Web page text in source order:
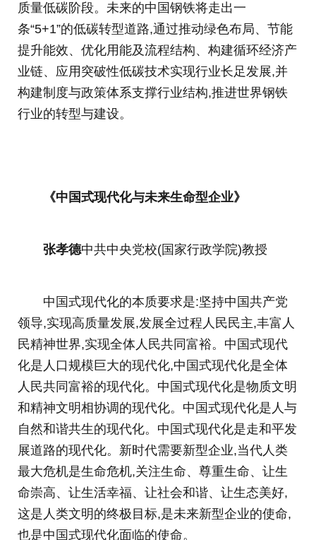
质量低碳阶段。未来的中国钢铁将走出一
条“5+1”的低碳转型道路,通过推动绿色布局、节能
提升能效、优化用能及流程结构、构建循环经济产
业链、应用突破性低碳技术实现行业长足发展,并
构建制度与政策体系支撑行业结构,推进世界钢铁
行业的转型与建设。
《中国式现代化与未来生命型企业》
张孝德中共中央党校(国家行政学院)教授
中国式现代化的本质要求是:坚持中国共产党
领导,实现高质量发展,发展全过程人民民主,丰富人
民精神世界,实现全体人民共同富裕。中国式现代
化是人口规模巨大的现代化,中国式现代化是全体
人民共同富裕的现代化。中国式现代化是物质文明
和精神文明相协调的现代化。中国式现代化是人与
自然和谐共生的现代化。中国式现代化是走和平发
展道路的现代化。新时代需要新型企业,当代人类
最大危机是生命危机,关注生命、尊重生命、让生
命崇高、让生活幸福、让社会和谐、让生态美好,
这是人类文明的终极目标,是未来新型企业的使命,
也是中国式现代化面临的使命。